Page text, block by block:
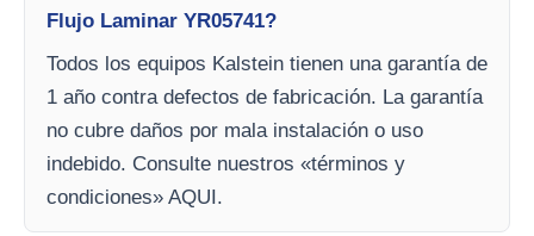
Flujo Laminar YR05741?
Todos los equipos Kalstein tienen una garantía de
1 año contra defectos de fabricación. La garantía
no cubre daños por mala instalación o uso
indebido. Consulte nuestros «términos y
condiciones» AQUI.